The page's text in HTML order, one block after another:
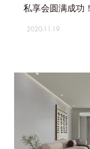
私享会圆满成功！
2020-11-19